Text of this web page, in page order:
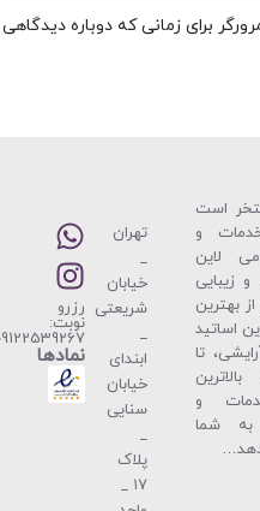
برای زمانی که دوباره دیدگاهی
است
و
لاین
زیبایی
بهترین
اساتید
تا
و
شما
دهد…
تهران
_
خیابان
شریعتی
_
ابندای
خیابان
سنایی
_
پلاک
۱۷ _
رزرو
نوبت:
نمادها